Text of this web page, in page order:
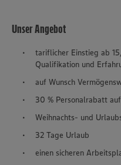
Unser Angebot
tariflicher Einstieg ab
Qualifikation und
auf Wunsch
30 % Personalrabatt
Weihnachts- und
32 Tage Urlaub
einen sicheren